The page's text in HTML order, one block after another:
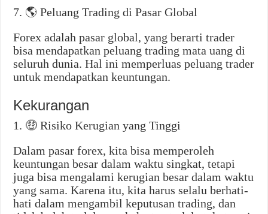
7. 🌎 Peluang Trading di Pasar Global
Forex adalah pasar global, yang berarti trader
bisa mendapatkan peluang trading mata uang di
seluruh dunia. Hal ini memperluas peluang trader
untuk mendapatkan keuntungan.
Kekurangan
1. 🤑 Risiko Kerugian yang Tinggi
Dalam pasar forex, kita bisa memperoleh
keuntungan besar dalam waktu singkat, tetapi
juga bisa mengalami kerugian besar dalam waktu
yang sama. Karena itu, kita harus selalu berhati-
hati dalam mengambil keputusan trading, dan